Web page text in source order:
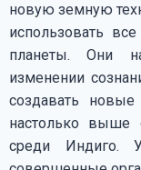
новую земную
использовать
планеты. Они
изменении
создавать
настолько выше
среди Индиго.